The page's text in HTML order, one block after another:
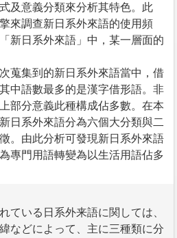
及意義分類來分析其特色。此
來調查新日系外來語的使用頻
新日系外來語」中，某一層面的
蒐集到的新日系外來語當中，借
中語數最多的是漢字借形語。非
部分意義此種構成佔多數。在本
日系外來語分為六個大分類與二
。由此分析可發現新日系外來語
專門用語轉變為以生活用語佔多
ている日系外来語に関しては、
などによって、主に三種類に分